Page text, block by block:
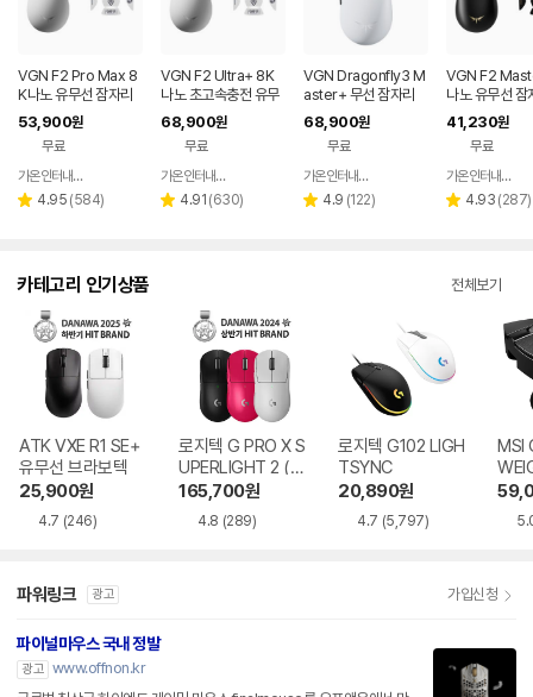
VGN F2 Pro Max 8
K나노 유무선 잠자리
게이밍 마우스 화이트
53,900원
무료
페이
가온인터내셔날
별 4.95 리
(584)
VGN F2 Ultra+ 8K
나노 초고속충전 유무
선 잠자리 게이밍 마우
스 화이트
68,900원
무료
페이
가온인터내셔날
별 4.91 리
(630)
VGN Dragonfly3 M
aster+ 무선 잠자리
게이밍 마우스+젠더
화이트
68,900원
무료
가온인터내셔날
별 4.9 리
(122)
VGN F2
나노 유무선 잠
이밍 마우스+
프 블랙
41,230원
무료
가온인터내셔날
별 4.93 리
(287)
카테고리 인기상품 전체보기
ATK VXE R1 SE+
유무선 브라보텍
25,900원
4.7 (246)
로지텍 G PRO X S
UPERLIGHT 2 (정
품)
165,700원
4.8 (289)
로지텍 G102 LIGH
TSYNC
20,890원
4.7 (5,797)
MSI
SS
파워링크 광고 가입신청
파이널마우스 국내 정발
광고 www.offnon.kr